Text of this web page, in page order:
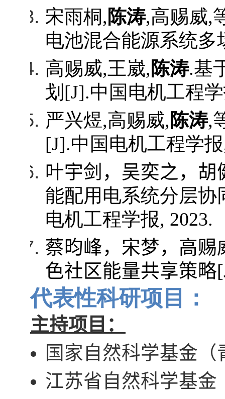
宋雨桐, 陈涛,高赐威,
电池混合能源系统多
高赐威,王崴, 陈涛.基
划 [J].中国电机工程
严兴煜,高赐威, 陈涛,
[J].中国电机工程学报
叶宇剑，吴奕之，胡
能配用电系统分层
电机工程学报, 2023.
蔡昀峰，宋梦，高赐
色社区能量共享策略
代表性科研项目：
主持项目：
国家自然科学基金（
江苏省自然科学基金